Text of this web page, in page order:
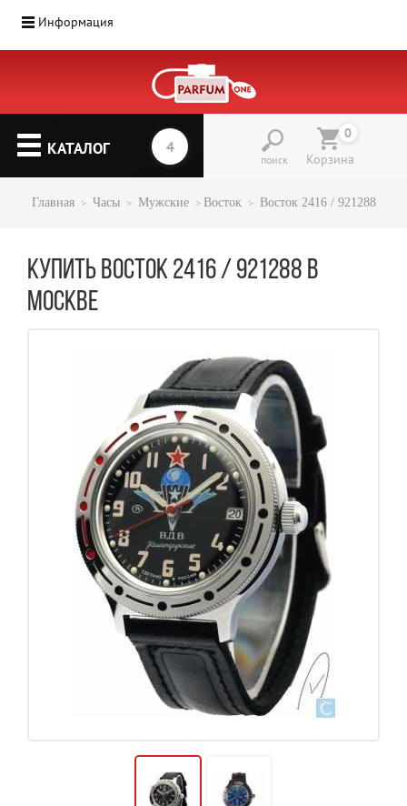
Информация
▼
КАТАЛОГ
поиск
0
Корзина
Главная Часы Мужские Восток Восток 2416 / 921288
КУПИТЬ ВОСТОК 2416 / 921288 В
МОСКВЕ